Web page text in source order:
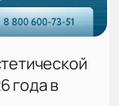
года в